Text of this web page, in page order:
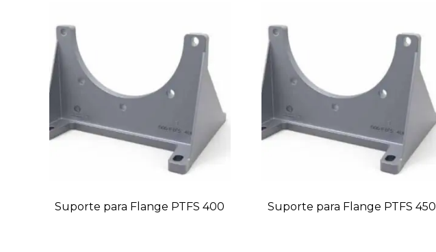
Suporte para Flange PTFS 400 Suporte para Flange PTFS 450